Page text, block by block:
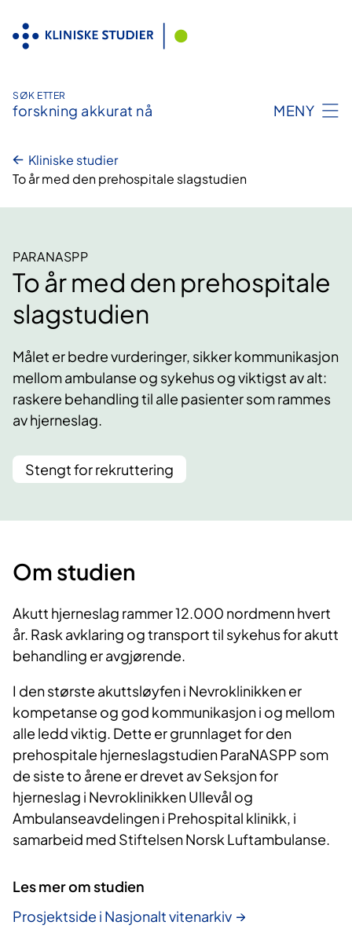
innhold
SØK ETTER
forskning akkurat nå MENY
Kliniske studier
To år med den prehospitale slagstudien
PARANASPP
To år med den prehospitale
slagstudien
Målet er bedre vurderinger, sikker kommunikasjon
mellom ambulanse og sykehus og viktigst av alt:
raskere behandling til alle pasienter som rammes
av hjerneslag.
Stengt for rekruttering
Om studien
Akutt hjerneslag rammer 12.000 nordmenn hvert
år. Rask avklaring og transport til sykehus for akutt
behandling er avgjørende.
I den største akuttsløyfen i Nevroklinikken er
kompetanse og god kommunikasjon i og mellom
alle ledd viktig. Dette er grunnlaget for den
prehospitale hjerneslagstudien ParaNASPP som
de siste to årene er drevet av Seksjon for
hjerneslag i Nevroklinikken Ullevål og
Ambulanseavdelingen i Prehospital klinikk, i
samarbeid med Stiftelsen Norsk Luftambulanse.
Les mer om studien
Prosjektside i Nasjonalt vitenarkiv